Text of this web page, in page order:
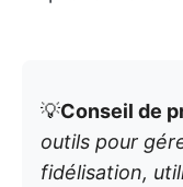
💡Conseil de
outils pour
fidélisation,